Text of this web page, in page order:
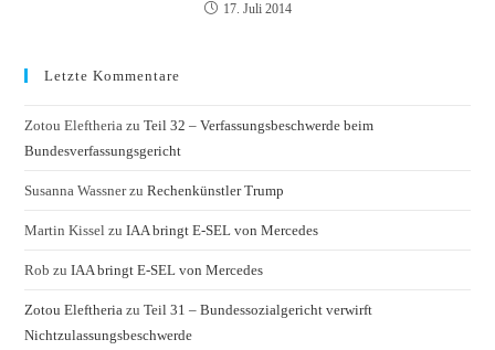
17. Juli 2014
Letzte Kommentare
Zotou Eleftheria zuTeil 32 – Verfassungsbeschwerde beim
Bundesverfassungsgericht
Susanna WassnerzuRechenkünstler Trump
Martin Kissel zuIAA bringt E-SEL von Mercedes
Rob zuIAA bringt E-SEL von Mercedes
Zotou Eleftheria zuTeil 31 – Bundessozialgericht verwirft
Nichtzulassungsbeschwerde